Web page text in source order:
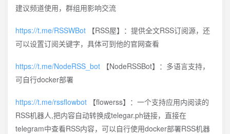
建议频道使用，群组用影响交流
https://t.me/RSSWBot 【RSS屋】：提供全文RSS订阅源，还
可以设置订阅关键字，具体可到他的官网查看
https://t.me/NodeRSS_bot 【NodeRSSBot】：多语言支持，
可自行docker部署
https://t.me/rssflowbot 【flowerss】：一个支持应用内阅读的
RSS机器人,把内容自动转换成telegar.ph链接，直接在
telegram中查看RSS内容，可以自行使用docker部署RSS机器